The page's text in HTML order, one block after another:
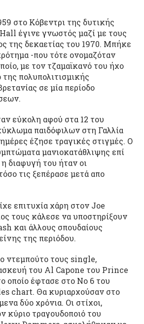
στο Κόβεντρι της δυτικής
έγινε γνωστός μαζί με τους
της δεκαετίας του 1970. Μπήκε
-που τότε ονομαζόταν
με τον τζαμαϊκανό του ήχο
πολυπολιτισμικής
σε μία περίοδο
εύκολη αφού στα 12 του
παιδόφιλων στη Γαλλία
έζησε τραγικές στιγμές. Ο
μανιοκατάθλιψης επί
διαφυγή του ήταν οι
τις ξεπέρασε μετά απο
επιτυχία χάρη στoν Joe
τους κάλεσε να υποστηρίξουν
και άλλους σπουδαίους
της περιόδου.
ντεμπούτο τους single,
του Al Capone του Prince
οποίο έφτασε στο Νο 6 του
chart. Θα κυριαρχούσαν στο
δύο χρόνια. Οι στίχοι,
κύριο τραγουδοποιό του